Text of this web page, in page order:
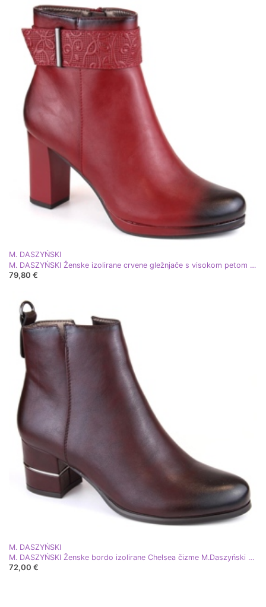
M. DASZYŃSKI
M. DASZYŃSKI Ženske izolirane crvene gležnjače s visokom petom i platformom M.Daszyński AF125-19 crvena
79,80 €
M. DASZYŃSKI
M. DASZYŃSKI Ženske bordo izolirane Chelsea čizme M.Daszyński SA125A-2 crvena
72,00 €